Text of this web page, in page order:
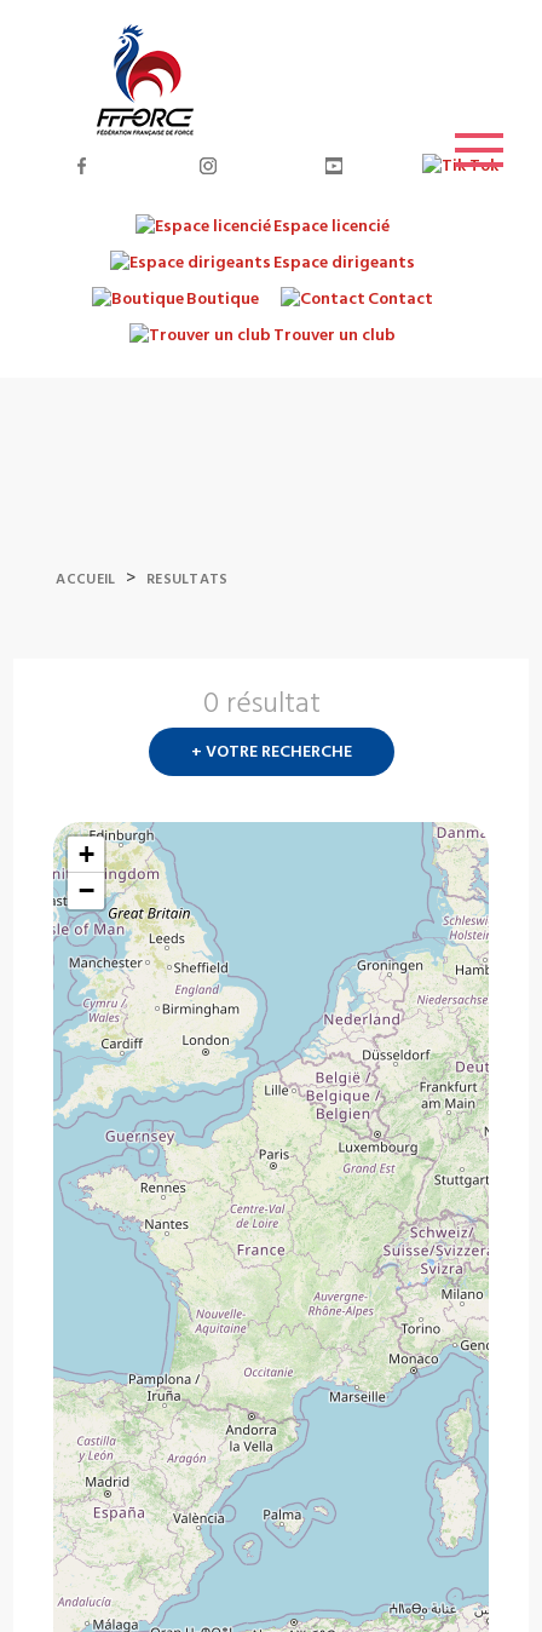
Espace licencié
Espace dirigeants
Boutique
Contact
Trouver un club
ACCUEIL > RESULTATS
0 résultat
+ VOTRE RECHERCHE
+
−